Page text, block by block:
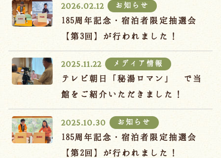
2026.02.12 お知らせ
185周年記念・宿泊者限定抽選会
【第3回】が行われました！
2025.11.22 メディア情報
テレビ朝日「秘湯ロマン」 で当
館をご紹介いただきました！
2025.10.30 お知らせ
185周年記念・宿泊者限定抽選会
【第2回】が行われました！
Language